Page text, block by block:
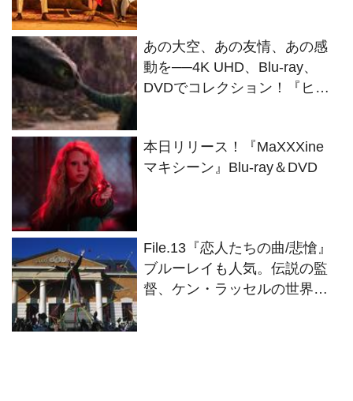
あの大空、あの友情、あの感
動を──4K UHD、Blu-ray、
DVDでコレクション！『ヒッ
本日リリース！『MaXXXine
マキシーン』Blu-ray＆DVD
File.13『恋人たちの曲/悲愴』
ブルーレイも人気。伝説の監
督、ケン・ラッセルの世界